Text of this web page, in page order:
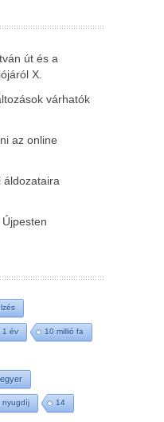
út és a
X.
várhatók
az online
áldozataira
1 év 10 millió fa
nyugdíj 14